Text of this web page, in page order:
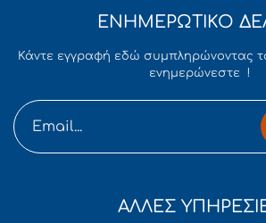
ΕΝΗΜΕΡΩΤΙΚΟ
Κάντε εγγραφή εδώ συμπληρώνοντας
ενημερώνεστε !
ΑΛΛΕΣ